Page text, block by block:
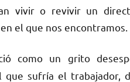
vivir o revivir un
el que nos encontramos.
como un grito
que sufría el trabajador,